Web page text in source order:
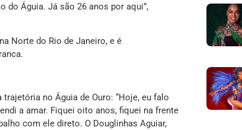
do Águia. Já são 26 anos por aqui”,
Norte do Rio de Janeiro, e é
no Águia de Ouro: “Hoje, eu falo
a amar. Fiquei oito anos, fiquei na frente
com ele direto. O Douglinhas Aguiar,